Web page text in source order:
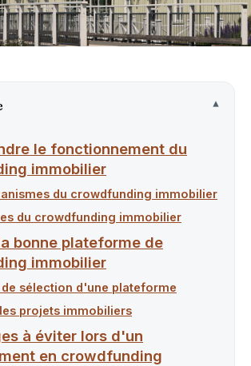
le fonctionnement du
immobilier
du crowdfunding immobilier
du crowdfunding immobilier
bonne plateforme de
immobilier
sélection d'une plateforme
projets immobiliers
à éviter lors d'un
en crowdfunding